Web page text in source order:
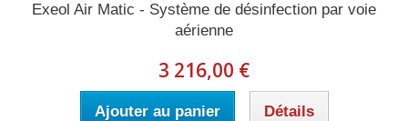
Exeol Air Matic - Système de désinfection par voie
aérienne
3 216,00 €
Ajouter au panier Détails